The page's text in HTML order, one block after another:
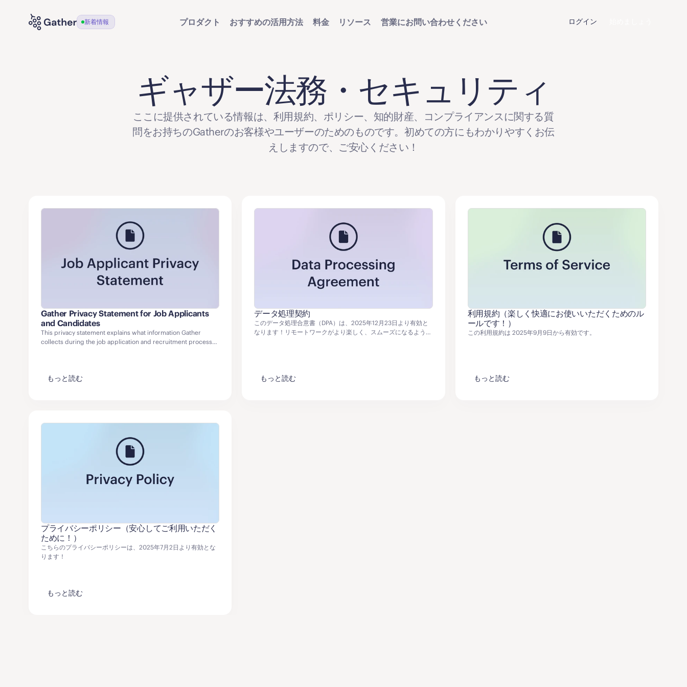
新着情報 プロダクト おすすめの活用方法 料金 リソース 営業にお問い合わせください ログイン
ギャザー法務・セキュリティ
ここに提供されている情報は、利用規約、ポリシー、知的財産、コンプライアンスに関する質
問をお持ちのGatherのお客様やユーザーのためのものです。初めての方にもわかりやすくお伝
えしますので、ご安心ください！
Gather Privacy Statement for Job Applicants
and Candidates
This privacy statement explains what information Gather
collects during the job application and recruitment process,
もっと読む
データ処理契約
このデータ処理合意書（DPA）は、2025年12月23日より有効と
なります！リモートワークがより楽しく、スムーズになるよう、
もっと読む
利用規約（楽しく快適にお使いいただくためのル
ールです！）
この利用規約は 2025年9月9日から有効です。
もっと読む
プライバシーポリシー（安心してご利用いただく
ために！）
こちらのプライバシーポリシーは、2025年7月2日より有効とな
ります！
もっと読む